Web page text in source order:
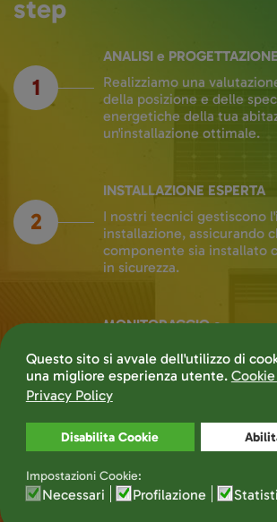
step
ANALISI e PROGETTAZIONE
Realizziamo una
della posizione e delle
energetiche della tua
un'installazione ottimale.
1
INSTALLAZIONE ESPERTA
I nostri tecnici gestiscono
installazione, assicurando
componente sia installato
in sicurezza.
2
MONITORAGGIO e
Forniamo servizi di
dopo l'installazione per
l'impianto operi al meglio e
prontamente quando
3
ASSISTENZA CLIENTI
Il nostro team di supporto è
4